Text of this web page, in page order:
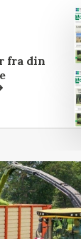
fra din